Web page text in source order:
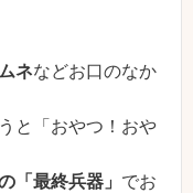
ネなどお口のなか
と「おやつ！おや
「最終兵器」 でお